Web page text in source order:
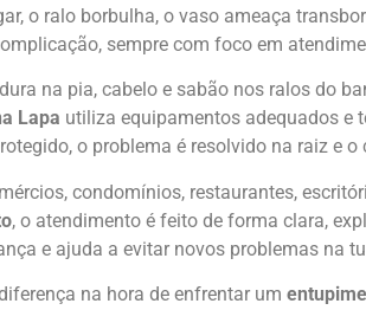
o ralo borbulha, o vaso ameaça
sempre com foco em
na pia, cabelo e sabão nos ralos do
Lapa utiliza equipamentos adequados e
o problema é resolvido na raiz e
condomínios, restaurantes,
, o atendimento é feito de forma clara,
e ajuda a evitar novos problemas na
na hora de enfrentar um